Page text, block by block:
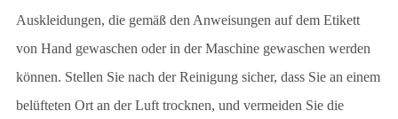
Auskleidungen, die gemäß den Anweisungen auf dem Etikett
von Hand gewaschen oder in der Maschine gewaschen werden
können. Stellen Sie nach der Reinigung sicher, dass Sie an einem
belüfteten Ort an der Luft trocknen, und vermeiden Sie die